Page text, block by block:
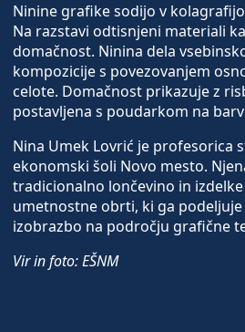
Ninine grafike sodijo v
Na razstavi odtisnjeni materiali
domačnost. Ninina dela
kompozicije s povezovanjem
celote. Domačnost prikazuje z
postavljena s poudarkom na
Nina Umek Lovrić je
ekonomski šoli Novo mesto.
tradicionalno lončevino in
umetnostne obrti, ki ga
izobrazbo na področju grafične
Vir in foto: EŠNM